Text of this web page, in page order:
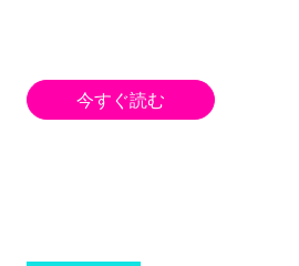
今すぐ読む